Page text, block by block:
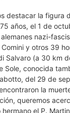
destacar la figura
años, el 1 de
nazi-
Comini y otros 39
Salvaro (a 30 km
Sole, conocida
del 29 de
la
queremos
el P.